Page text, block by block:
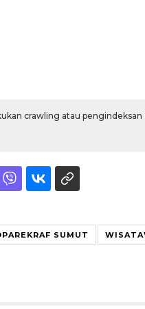
crawling atau
SUMUT